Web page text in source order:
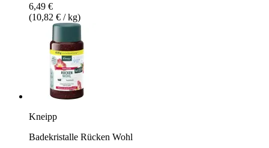
6,49 €
(10,82 € / kg)
Kneipp
Badekristalle Rücken Wohl